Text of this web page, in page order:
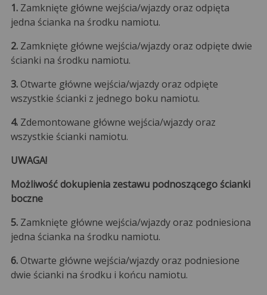
1.Zamknięte główne wejścia/wjazdy oraz odpięta
jedna ścianka na środku namiotu.
2.Zamknięte główne wejścia/wjazdy oraz odpięte dwie
ścianki na środku namiotu.
3.Otwarte główne wejścia/wjazdy oraz odpięte
wszystkie ścianki z jednego boku namiotu.
4.Zdemontowane główne wejścia/wjazdy oraz
wszystkie ścianki namiotu.
UWAGA!
Możliwość dokupienia zestawu podnoszącego ścianki
boczne
5. Zamknięte główne wejścia/wjazdy oraz podniesiona
jedna ścianka na środku namiotu.
6.Otwarte główne wejścia/wjazdy oraz podniesione
dwie ścianki na środku i końcu namiotu.